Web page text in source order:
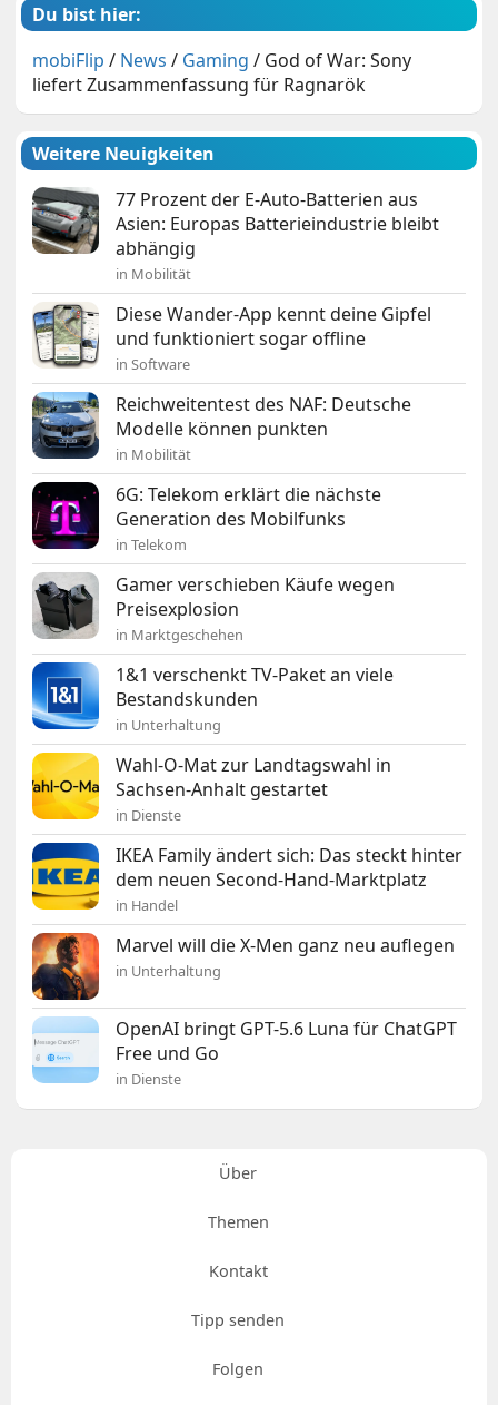
Du bist hier:
mobiFlip / News / Gaming / God of War: Sony
liefert Zusammenfassung für Ragnarök
Weitere Neuigkeiten
77 Prozent der E-Auto-Batterien aus
Asien: Europas Batterieindustrie bleibt
abhängig
in Mobilität
Diese Wander-App kennt deine Gipfel
und funktioniert sogar offline
in Software
Reichweitentest des NAF: Deutsche
Modelle können punkten
in Mobilität
6G: Telekom erklärt die nächste
Generation des Mobilfunks
in Telekom
Gamer verschieben Käufe wegen
Preisexplosion
in Marktgeschehen
1&1 verschenkt TV-Paket an viele
Bestandskunden
in Unterhaltung
Wahl-O-Mat zur Landtagswahl in
Sachsen-Anhalt gestartet
in Dienste
IKEA Family ändert sich: Das steckt hinter
dem neuen Second-Hand-Marktplatz
in Handel
Marvel will die X-Men ganz neu auflegen
in Unterhaltung
OpenAI bringt GPT-5.6 Luna für ChatGPT
Free und Go
in Dienste
Über
Themen
Kontakt
Tipp senden
Folgen